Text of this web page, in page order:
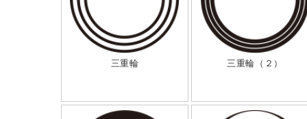
三重輪 三重輪（２）